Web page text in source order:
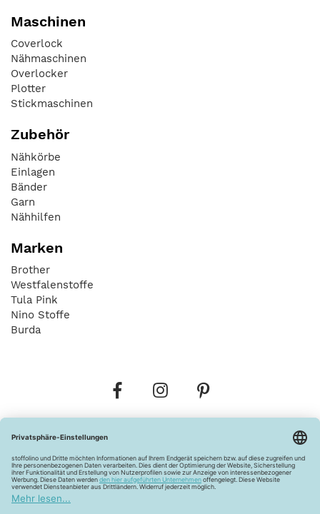
Maschinen
Coverlock
Nähmaschinen
Overlocker
Plotter
Stickmaschinen
Zubehör
Nähkörbe
Einlagen
Bänder
Garn
Nähhilfen
Marken
Brother
Westfalenstoffe
Tula Pink
Nino Stoffe
Burda
Widerrufsbelehrung Vertrag widerrufen
Barrierefreiheitserklärung